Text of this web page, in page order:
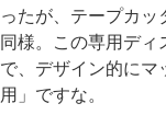
ったが、テープカッ
同様。この専用ディ
で、デザイン的にマ
用」ですな。